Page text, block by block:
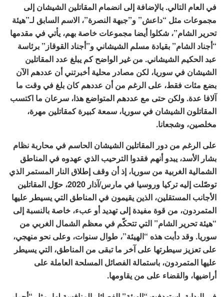
في العام التالي. بالإضافة إلى انضمام المقاتلين الشيشان إلى
مجموعات مثل “داعش” و”جبهة النصرة”، الاسم السابق لـ”هيئة
تحرير الشام”، شكلوا أيضا مجموعات خاصة بهم، يأتي في مقدمها
“أجناد الشام” بقيادة مسلم الشيشاني و”أجناد القوقاز” برئاسة
عبد الحكيم الشيشاني. من غير الواضح كم يبلغ عدد المقاتلين
الشيشان في سوريا، لكن مصادر محلية أخبرتني أن عددهم الآن
بضع مئات فقط، على الرغم من أن عددهم كان بلغ في وقت ما
آلافا عدة. ولكن حتى مع عددهم المتواضع هذا، سرعان ما اكتسب
المقاتلون الشيشان في سوريا، سمعة كبيرة كمقاتلين مهرة،
مخلصين، وشجعانا.
على الرغم من دور المقاتلين الشيشان الحاسم في محاربة نظام
بشار الأسد، يبدو أنهم فقدوا الترحيب الذي عهدوه في المناطق
الشمالية الغربية من سوريا، إذ أن وقف إطلاق النار المستمر الذي
توصّلت إليه تركيا وروسيا في مارس/آذار 2020، حوّل المقاتلين
الأجانب المستقلين، الذين يقيمون في المناطق التي يسيطر عليها
المتمردون، من قوة مفيدة إلى تهديد أو عبء، خاصة بالنسبة إلى
“هيئة تحرير الشام” التي تتحكّم في معظم الشمال الغربي من
سوريا. وقد دأبت هذه “الهيئة”، طوال سنوات، وعلى نحو منهجي،
على تعزيز سيطرتها على آخر ما تبقى من المناطق، التي يسيطر
عليها المتمردون، باستمالة الفصائل المسلحة العاملة على
أراضيها، والقضاء على من يقاومها.